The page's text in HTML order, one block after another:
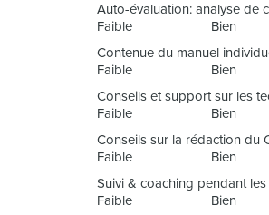
Auto-évaluation: analyse de
Faible
Bien
Contenue du manuel
Faible
Bien
Conseils et support sur les
Faible
Bien
Conseils sur la rédaction du
Faible
Bien
Suivi & coaching pendant
Faible
Bien